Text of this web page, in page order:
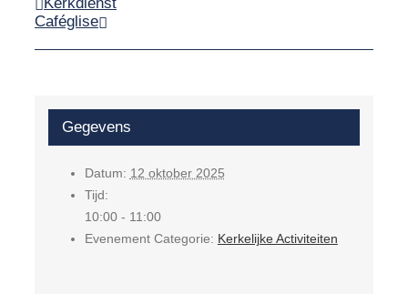
Caféglise
Gegevens
Datum: 12 oktober 2025
Tijd:
10:00 - 11:00
Evenement Categorie: Kerkelijke Activiteiten